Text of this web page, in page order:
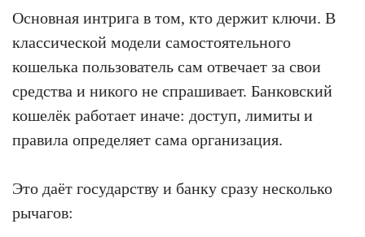
Основная интрига в том, кто держит ключи. В
классической модели самостоятельного
кошелька пользователь сам отвечает за свои
средства и никого не спрашивает. Банковский
кошелёк работает иначе: доступ, лимиты и
правила определяет сама организация.
Это даёт государству и банку сразу несколько
рычагов: